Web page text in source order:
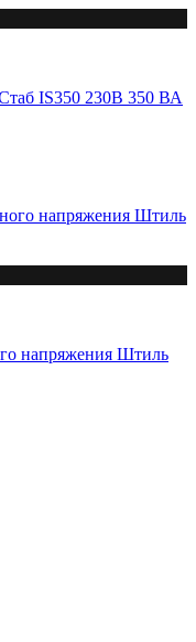
IS350 230В 350 ВА
напряжения Штиль